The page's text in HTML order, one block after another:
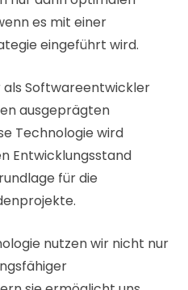
es mit einer
eingeführt wird.
als Softwareentwickler
ausgeprägten
Technologie wird
Entwicklungsstand
für die
nutzen wir nicht nur